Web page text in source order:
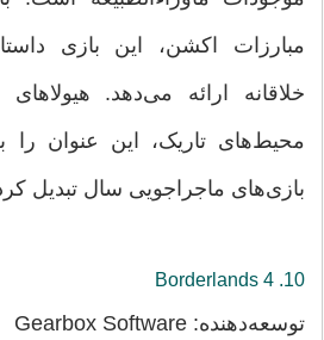
مبارزات اکشن، این بازی
خلاقانه ارائه می‌دهد.
محیط‌های تاریک، این عنوان را
بازی‌های ماجراجویی سال تبدیل
10. Borderlands 4
توسعه‌دهنده: Gearbox Software